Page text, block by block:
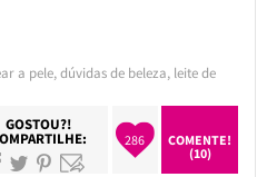
a pele,dúvidas de beleza, leite de
GOSTOU?!
286
COMENTE!
(10)